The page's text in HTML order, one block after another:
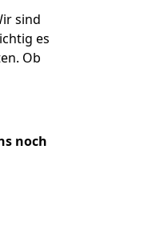
sind
es
Ob
noch